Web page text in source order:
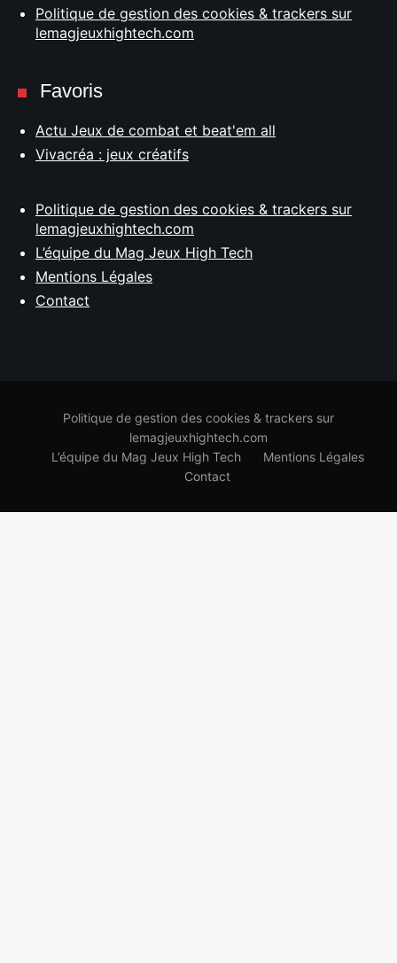
Politique de gestion des cookies & trackers sur
lemagjeuxhightech.com
Favoris
Actu Jeux de combat et beat'em all
Vivacréa : jeux créatifs
Politique de gestion des cookies & trackers sur
lemagjeuxhightech.com
L’équipe du Mag Jeux High Tech
Mentions Légales
Contact
Politique de gestion des cookies & trackers sur
lemagjeuxhightech.com
L’équipe du Mag Jeux High Tech
Mentions Légales
Contact